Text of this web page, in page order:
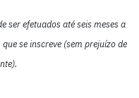
ser efetuados até seis meses a
se inscreve (sem prejuízo de